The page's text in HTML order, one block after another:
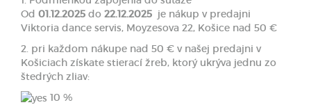
Od 01.12.2025 do 22.12.2025 je nákup v predajni
Viktoria dance servis, Moyzesova 22, Košice nad 50 €
2. pri každom nákupe nad 50 € v našej predajni v
Košiciach získate stierací žreb, ktorý ukrýva jednu zo
štedrých zliav:
10 %